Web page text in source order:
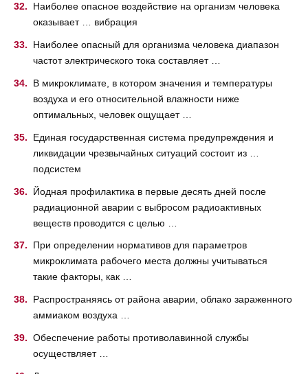
Наиболее опасное воздействие на организм человека
оказывает … вибрация
Наиболее опасный для организма человека диапазон
частот электрического тока составляет …
В микроклимате, в котором значения и температуры
воздуха и его относительной влажности ниже
оптимальных, человек ощущает …
Единая государственная система предупреждения и
ликвидации чрезвычайных ситуаций состоит из …
подсистем
Йодная профилактика в первые десять дней после
радиационной аварии с выбросом радиоактивных
веществ проводится с целью …
При определении нормативов для параметров
микроклимата рабочего места должны учитываться
такие факторы, как …
Распространяясь от района аварии, облако зараженного
аммиаком воздуха …
Обеспечение работы противолавинной службы
осуществляет …